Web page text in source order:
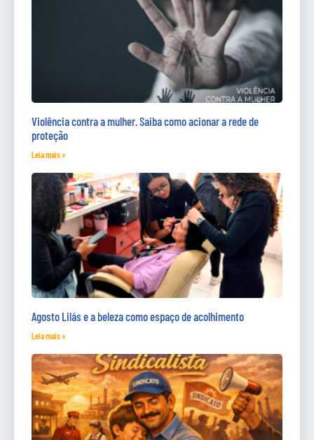
Violência contra a mulher. Saiba como acionar a rede de
proteção
Leia mais »
Agosto Lilás e a beleza como espaço de acolhimento
Leia mais »